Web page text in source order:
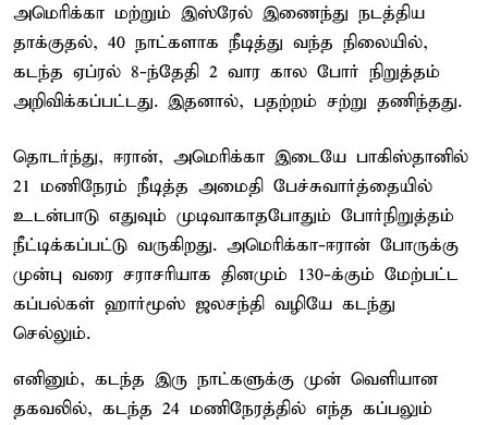
அமெரிக்கா மற்றும் இஸ்ரேல் இணைந்து நடத்திய
தாக்குதல், 40 நாட்களாக நீடித்து வந்த நிலையில்,
கடந்த ஏப்ரல் 8-ந்தேதி 2 வார கால போர் நிறுத்தம்
அறிவிக்கப்பட்டது. இதனால், பதற்றம் சற்று தணிந்தது.
தொடர்ந்து, ஈரான், அமெரிக்கா இடையே பாகிஸ்தானில்
21 மணிநேரம் நீடித்த அமைதி பேச்சுவார்த்தையில்
உடன்பாடு எதுவும் முடிவாகாதபோதும் போர்நிறுத்தம்
நீட்டிக்கப்பட்டு வருகிறது. அமெரிக்கா-ஈரான் போருக்கு
முன்பு வரை சராசரியாக தினமும் 130-க்கும் மேற்பட்ட
கப்பல்கள் ஹார்மூஸ் ஜலசந்தி வழியே கடந்து
செல்லும்.
எனினும், கடந்த இரு நாட்களுக்கு முன் வெளியான
தகவலில், கடந்த 24 மணிநேரத்தில் எந்த கப்பலும்